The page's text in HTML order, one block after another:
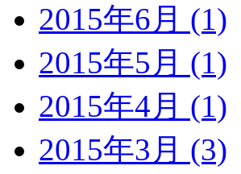
2015年6月 (1)
2015年5月 (1)
2015年4月 (1)
2015年3月 (3)